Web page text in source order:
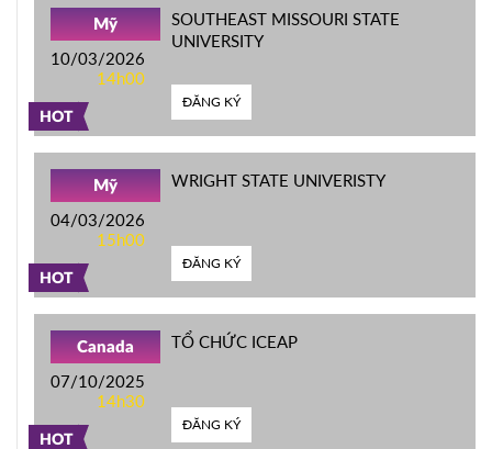
HOT
Mỹ
10/03/2026
14h00
SOUTHEAST MISSOURI STATE
UNIVERSITY
ĐĂNG KÝ
HOT
Mỹ
04/03/2026
15h00
WRIGHT STATE UNIVERISTY
ĐĂNG KÝ
HOT
Canada
07/10/2025
14h30
TỔ CHỨC ICEAP
ĐĂNG KÝ